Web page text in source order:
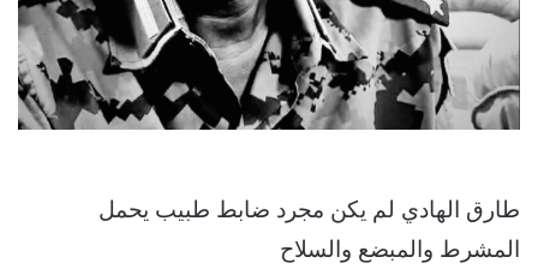
طارق الهادي لم يكن مجرد ضابط طبيب يحمل
المشرط والمبضع والسلاح